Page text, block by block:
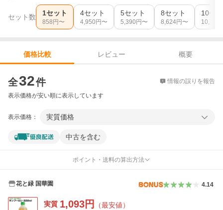
セット数 1セット
858 円〜
4セット
4,950 円〜
5セット
5,390 円〜
8セット
8,624円〜
10セ
10,780
価格比較 レビュー
概要
全32件 情報の誤りを報告
表示価格が安い順に表示しています
表示価格： 実質価格
中古を含む
ポイント・送料の算出方法
花と緑 国華園 4.14
実質 1,093円 （最安値）